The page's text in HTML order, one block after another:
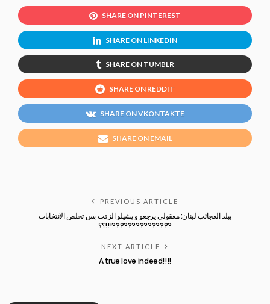
SHARE ON PINTEREST
SHARE ON LINKEDIN
SHARE ON TUMBLR
SHARE ON REDDIT
SHARE ON VKONTAKTE
SHARE ON EMAIL
PREVIOUS ARTICLE
ببلد العجائب لبنان: معقولي يرجعو و يشيلو الزفت بس تخلص الانتخابات
؟؟!!!???????????????
NEXT ARTICLE
A true love indeed!!!!